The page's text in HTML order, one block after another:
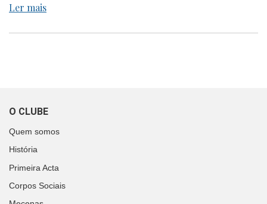
Ler mais
O CLUBE
Quem somos
História
Primeira Acta
Corpos Sociais